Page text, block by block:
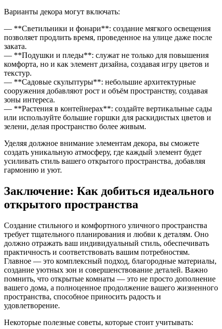
Варианты декора могут включать:
— **Светильники и фонари**: создание мягкого освещения
позволяет продлить время, проведенное на улице даже после
заката.
— **Подушки и пледы**: служат не только для повышения
комфорта, но и как элемент дизайна, создавая игру цветов и
текстур.
— **Садовые скульптуры**: небольшие архитектурные
сооружения добавляют рост и объём пространству, создавая
зоны интереса.
— **Растения в контейнерах**: создайте вертикальные сады
или используйте большие горшки для раскидистых цветов и
зелени, делая пространство более живым.
Уделяя должное внимание элементам декора, вы сможете
создать уникальную атмосферу, где каждый элемент будет
усиливать стиль вашего открытого пространства, добавляя
гармонию и уют.
Заключение: Как добиться идеального
открытого пространства
Создание стильного и комфортного уличного пространства
требует тщательного планирования и любви к деталям. Оно
должно отражать ваш индивидуальный стиль, обеспечивать
практичность и соответствовать вашим потребностям.
Главное — это комплексный подход, благородные материалы,
создание уютных зон и совершенствование деталей. Важно
помнить, что открытые комнаты — это не просто дополнение
вашего дома, а полноценное продолжение вашего жизненного
пространства, способное приносить радость и
удовлетворение.
Некоторые полезные советы, которые стоит учитывать: